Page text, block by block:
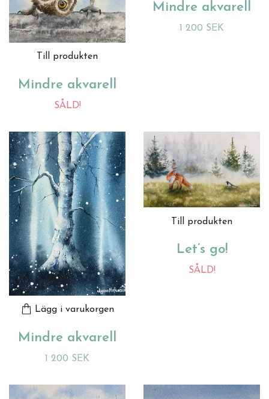
Till produkten
Mindre akvarell
SÅLD!
Mindre akvarell
1 200 SEK
Lägg i varukorgen
Mindre akvarell
1 200 SEK
Till produkten
Let’s go!
SÅLD!